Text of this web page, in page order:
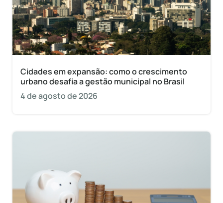
Cidades em expansão: como o crescimento
urbano desafia a gestão municipal no Brasil
4 de agosto de 2026